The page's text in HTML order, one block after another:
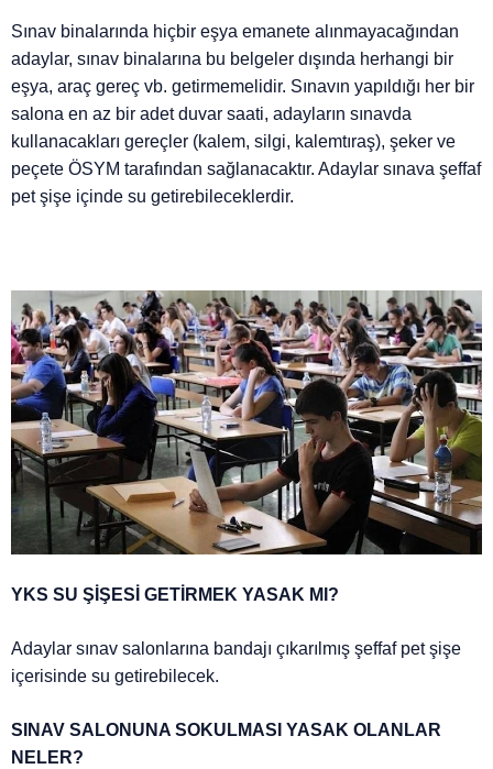
Sınav binalarında hiçbir eşya emanete alınmayacağından
adaylar, sınav binalarına bu belgeler dışında herhangi bir
eşya, araç gereç vb. getirmemelidir. Sınavın yapıldığı her bir
salona en az bir adet duvar saati, adayların sınavda
kullanacakları gereçler (kalem, silgi, kalemtıraş), şeker ve
peçete ÖSYM tarafından sağlanacaktır. Adaylar sınava şeffaf
pet şişe içinde su getirebileceklerdir.
YKS SU ŞİŞESİ GETİRMEK YASAK MI?
Adaylar sınav salonlarına bandajı çıkarılmış şeffaf pet şişe
içerisinde su getirebilecek.
SINAV SALONUNA SOKULMASI YASAK OLANLAR
NELER?